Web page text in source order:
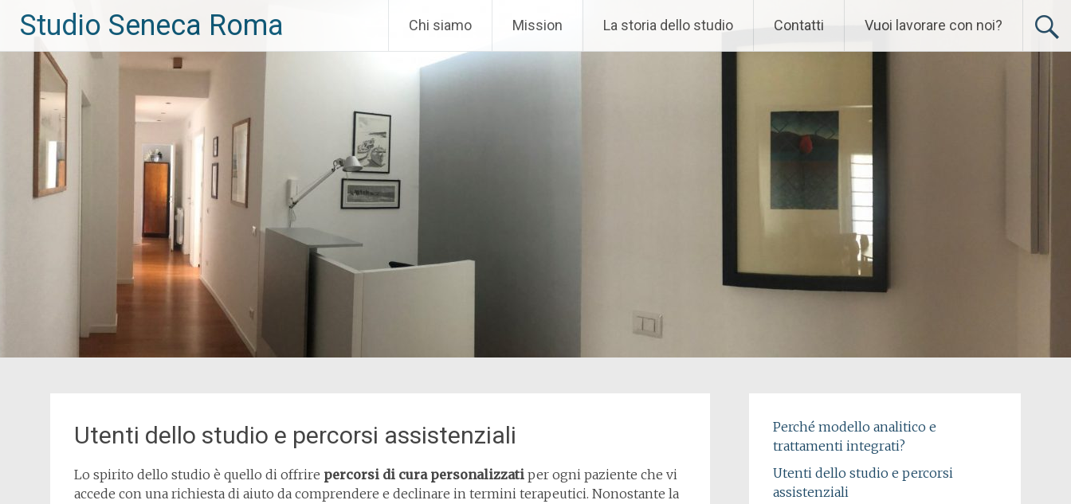
contenuto
Studio Seneca Roma Chi siamo Mission La storia dello studio Contatti Vuoi lavorare con noi?
Utenti dello studio e percorsi assistenziali
Lo spirito dello studio è quello di offrire percorsi di cura personalizzati per ogni paziente che vi
accede con una richiesta di aiuto da comprendere e declinare in termini terapeutici. Nonostante la
Perché modello analitico e
trattamenti integrati?
Utenti dello studio e percorsi
assistenziali